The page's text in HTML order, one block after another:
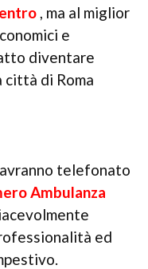
, ma al miglior
e
diventare
città di Roma
telefonato
Ambulanza
ed